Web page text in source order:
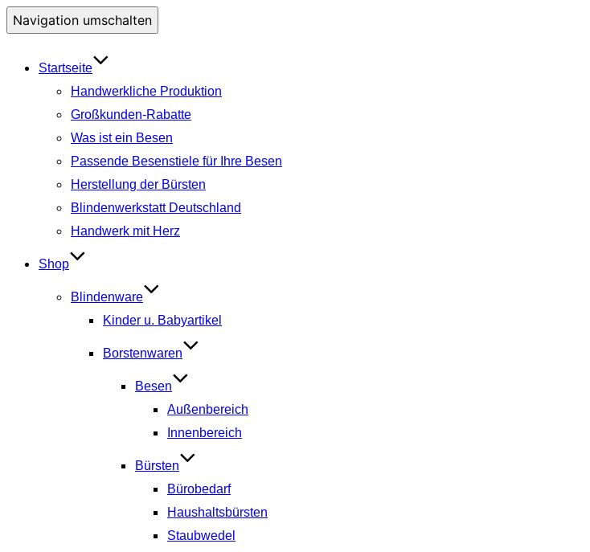
Navigation umschalten
Startseite
Handwerkliche Produktion
Großkunden-Rabatte
Was ist ein Besen
Passende Besenstiele für Ihre Besen
Herstellung der Bürsten
Blindenwerkstatt Deutschland
Handwerk mit Herz
Shop
Blindenware
Kinder u. Babyartikel
Borstenwaren
Besen
Außenbereich
Innenbereich
Bürsten
Bürobedarf
Haushaltsbürsten
Staubwedel